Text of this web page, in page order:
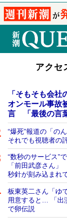
アクセ
「そもそも会
オンモール事故
言 「最後の言
“爆死”報道の「の
それでも視聴者の
“数秒のサービス”
「前田武彦さん
秒針が刻み込まれ
板東英二さん「ゆ
用意すると… 「出
で卵伝説